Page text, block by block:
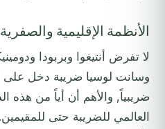
الأنظمة الإقليمية
لا تفرض أنتيغوا وبربودا
وسانت لوسيا ضريبة دخل على
ضريبياً, والأهم أن أياً من هذه
العالمي للضريبة حتى